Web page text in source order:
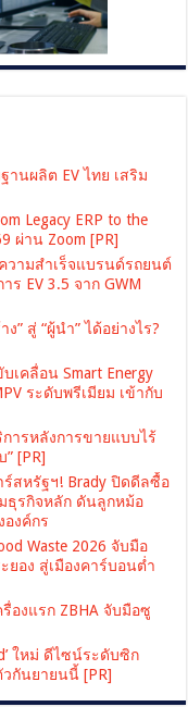
นผลิต EV ไทย เสริม
Legacy ERP to the
ผ่าน Zoom [PR]
วามสำเร็จแบรนด์รถยนต์
EV 3.5 จาก GWM
” สู่ “ผู้นำ” ได้อย่างไร?
เคลื่อน Smart Energy
ระดับพรีเมียม เข้ากับ
ารหลังการขายแบบไร้
[PR]
สหรัฐฯ! Brady ปิดดีลซื้อ
มธุรกิจหลัก ดันลูกหม้อ
องค์กร
Waste 2026 จับมือ
อง สู่เมืองคาร์บอนต่ำ
องแรก ZBHA จับมือซู
ใหม่ ดีไซน์ระดับซิก
วกันยายนนี้ [PR]